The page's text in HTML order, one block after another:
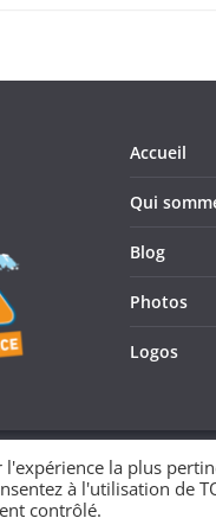
Accueil
Qui
Blog
Photos
Logos
.
la plus
à l'utilisation de
contrôlé.